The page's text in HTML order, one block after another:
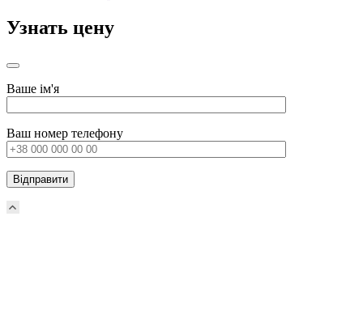
Узнать цену
Ваше ім'я
Ваш номер телефону